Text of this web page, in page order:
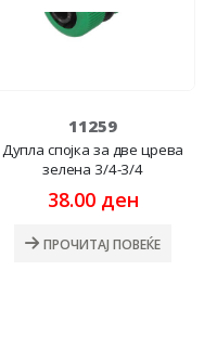
11259
Дупла спојка за две црева
зелена 3/4-3/4
38.00 ден
ПРОЧИТАЈ ПОВЕЌЕ